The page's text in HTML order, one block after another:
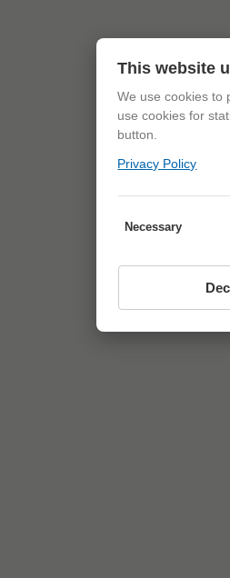
This website
We use cookies to
use cookies for
button.
Privacy Policy
Necessary